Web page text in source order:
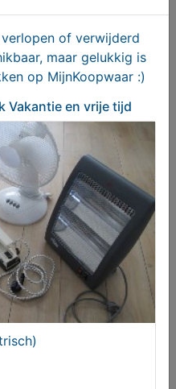
of verwijderd
maar gelukkig is
op MijnKoopwaar :)
Vakantie en vrije tijd
(elektrisch)